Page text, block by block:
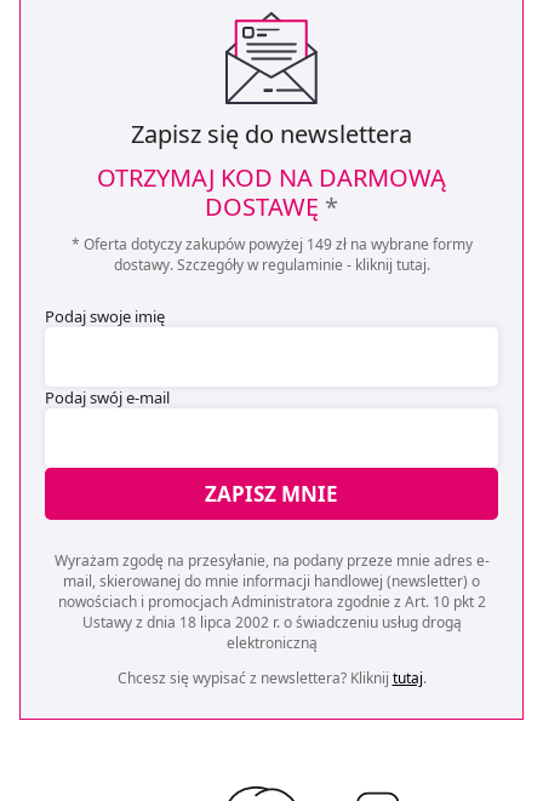
Zapisz się do newslettera
OTRZYMAJ KOD NA DARMOWĄ
DOSTAWĘ *
* Oferta dotyczy zakupów powyżej 149 zł na wybrane formy
dostawy. Szczegóły w regulaminie - kliknij tutaj.
Podaj swoje imię
Podaj swój e-mail
ZAPISZ MNIE
Wyrażam zgodę na przesyłanie, na podany przeze mnie adres e-
mail, skierowanej do mnie informacji handlowej (newsletter) o
nowościach i promocjach Administratora zgodnie z Art. 10 pkt 2
Ustawy z dnia 18 lipca 2002 r. o świadczeniu usług drogą
elektroniczną
Chcesz się wypisać z newslettera? Kliknij tutaj.